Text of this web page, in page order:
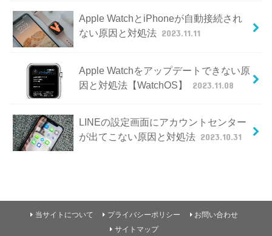
Apple WatchとiPhoneが自動接続され
ない原因と対処法 2023.11.11
Apple Watchをアップデートできない原
因と対処法【WatchOS】
2023.11.08
LINEの設定画面にアカウントセンター
が出てこない原因と対処法 2023.10.31
当サイトについて プライバシーポリシー
お問い合わせ
サイトマップ